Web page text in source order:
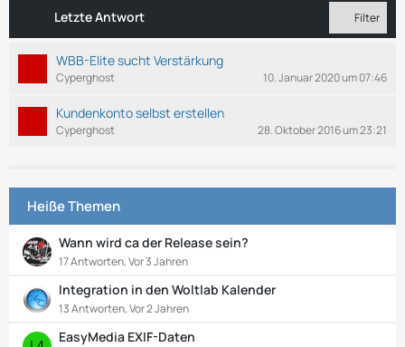
Letzte Antwort Filter
WBB-Elite sucht Verstärkung
Cyperghost 10. Januar 2020 um 07:46
Kundenkonto selbst erstellen
Cyperghost 28. Oktober 2016 um 23:21
Heiße Themen
Wann wird ca der Release sein?
17 Antworten, Vor 3 Jahren
Integration in den Woltlab Kalender
13 Antworten, Vor 2 Jahren
EasyMedia EXIF-Daten